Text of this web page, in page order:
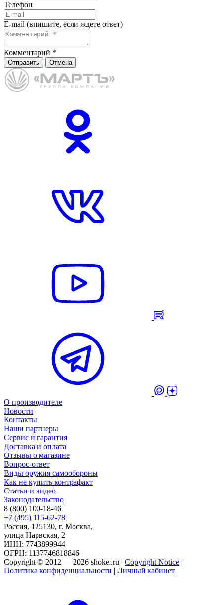
Телефон
E-mail (впишите, если ждете ответ)
Комментарий *
Отправить Отмена
О производителе
Новости
Контакты
Наши партнеры
Сервис и гарантия
Доставка и оплата
Отзывы о магазине
Вопрос-ответ
Виды оружия самообороны
Как не купить контрафакт
Статьи и видео
Законодательство
8 (800) 100-18-46
+7 (495) 115-62-78
Россия, 125130, г. Москва,
улица Нарвская, 2
ИНН: 7743899944
ОГРН: 1137746818846
Copyright © 2012 — 2026 shoker.ru | Copyright Notice |
Политика конфиденциальности | Личный кабинет